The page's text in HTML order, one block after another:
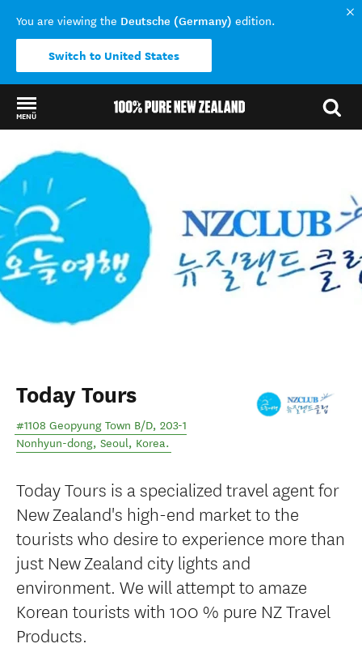
You are viewing the Deutsche (Germany) edition.
Switch to United States
MENÜ
Back to my results
Today Tours
#1108 Geopyung Town B/D, 203-1
Nonhyun-dong, Seoul, Korea.
Today Tours is a specialized travel agent for
New Zealand's high-end market to the
tourists who desire to experience more than
just New Zealand city lights and
environment. We will attempt to amaze
Korean tourists with 100 % pure NZ Travel
Products.